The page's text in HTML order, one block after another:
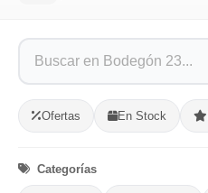
Ofertas En Stock
Categorías
MUNICIPIO